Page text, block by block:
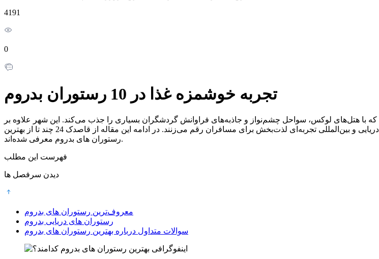
4191
0
تجربه خوشمزه غذا در 10 رستوران بدروم
با هتل‌های لوکس، سواحل چشم‌نواز و جاذبه‌های فراوانش گردشگران بسیاری را جذب می‌کند. این شهر علاوه بر
دیدنی‌های طبیعی و تاریخی، رستوران‌های متعددی دارد که با ارائه بهترین غذاهای ترکی، دریایی و بین‌المللی تجربه‌ای لذت‌بخش برای مسافران رقم می‌زنند. در ادامه این مقاله از قاصدک 24 چند تا از بهترین
رستوران های بدروم معرفی شده‌اند.
فهرست این مطلب
دیدن سرفصل ها
معروف‌ترین رستوران های بدروم
رستوران های دریایی بدروم
سوالات متداول درباره بهترین رستوران های بدروم